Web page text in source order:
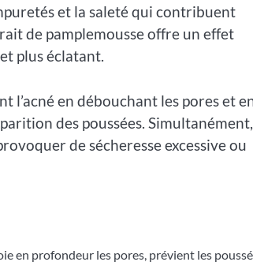
et la saleté qui contribuent
de pamplemousse offre un effet
plus éclatant.
l’acné en débouchant les pores et
des poussées.
de sécheresse excessive ou
en profondeur les pores, prévient les